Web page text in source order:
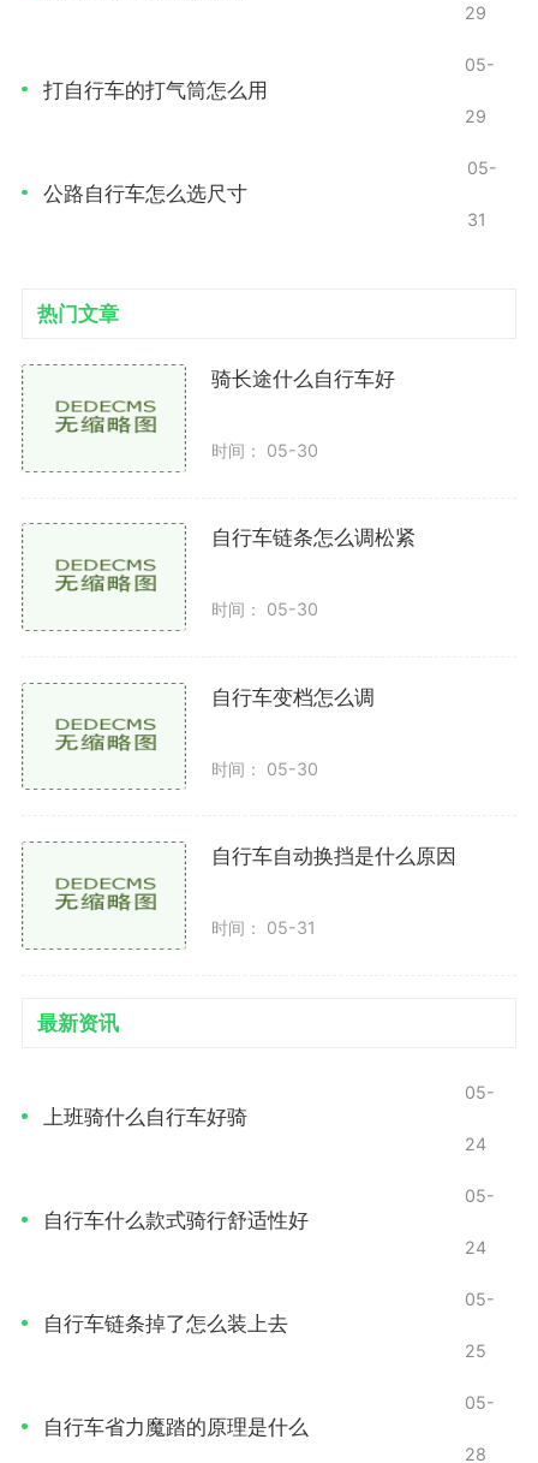
前叉的角度和高度会影响车头的稳定性。以下是调
检查前叉的松紧度：用手握住车把，轻轻摇动。如
果前叉过于松动，车把会出现明显的晃动，需通过调整
调整前叉的高度：确保前叉的高度适合你的骑行习
控。
定期维护车头轴承
并维护车头轴承，以下是一些常见的维护方法
清洁轴承：用清洁剂清洁轴承周围的污垢，确保其
顺畅运转。
擦和磨损。
定装置或减震器。这些装置能够在不同的地形下提供额
外的支持，帮助骑行者更好地固定车头。
前叉锁定装置：在平坦的路面上骑行时，可以使用
减震器：选择合适的减震器能有效吸收地面的颠
选择合适的把手和车把
车把的形状和宽度对骑行稳定性有着显著影响。不
同的把手设计适合不同类型的骑行。
好的支撑和控制。
29
打自行车的打气筒怎么用
05-
29
公路自行车怎么选尺寸
05-
31
热门文章
骑长途什么自行车好
时间： 05-30
自行车链条怎么调松紧
时间： 05-30
自行车变档怎么调
时间： 05-30
自行车自动换挡是什么原因
时间： 05-31
最新资讯
上班骑什么自行车好骑
05-
24
自行车什么款式骑行舒适性好
05-
24
自行车链条掉了怎么装上去
05-
25
自行车省力魔踏的原理是什么
05-
28